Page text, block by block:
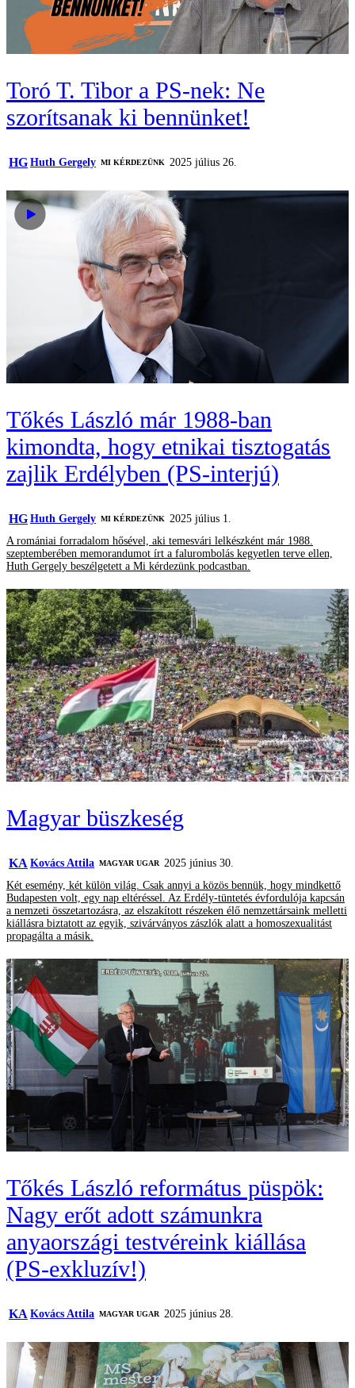
Toró T. Tibor a PS-nek: Ne
szorítsanak ki bennünket!
HG Huth Gergely MI KÉRDEZÜNK 2025 július 26.
Tőkés László már 1988-ban
kimondta, hogy etnikai tisztogatás
zajlik Erdélyben (PS-interjú)
HG Huth Gergely MI KÉRDEZÜNK
2025 július 1.
A romániai forradalom hősével, aki temesvári lelkészként már 1988.
szeptemberében memorandumot írt a falurombolás kegyetlen terve ellen,
Huth Gergely beszélgetett a Mi kérdezünk podcastban.
Magyar büszkeség
KA Kovács Attila MAGYAR UGAR
2025 június 30.
Két esemény, két külön világ. Csak annyi a közös bennük, hogy mindkettő
Budapesten volt, egy nap eltéréssel. Az Erdély-tüntetés évfordulója kapcsán
a nemzeti összetartozásra, az elszakított részeken élő nemzettársaink melletti
kiállásra biztatott az egyik, szivárványos zászlók alatt a homoszexualitást
propagálta a másik.
Tőkés László református püspök:
Nagy erőt adott számunkra
anyaországi testvéreink kiállása
(PS-exkluzív!)
KA Kovács Attila MAGYAR UGAR 2025 június 28.